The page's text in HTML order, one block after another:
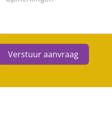
Verstuur aanvraag